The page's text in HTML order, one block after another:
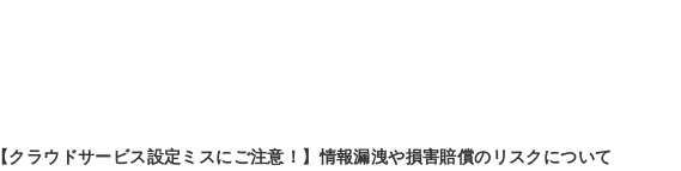
【クラウドサービス設定ミスにご注意！】情報漏洩や損害賠償のリスクについて